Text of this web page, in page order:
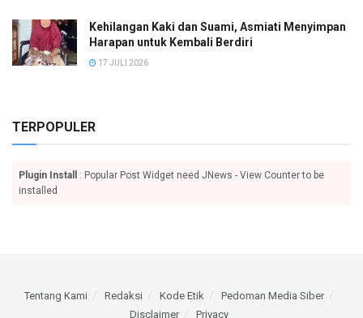
Kehilangan Kaki dan Suami, Asmiati Menyimpan
Harapan untuk Kembali Berdiri
17 JULI 2026
TERPOPULER
Plugin Install
: Popular Post Widget need JNews - View Counter to be
installed
Tentang Kami Redaksi Kode Etik
Pedoman Media Siber
Disclaimer
Privacy